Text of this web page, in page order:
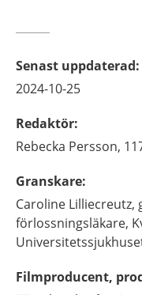
Senast uppdaterad:
2024-10-25
Redaktör:
Rebecka Persson,
Granskare:
Caroline Lilliecreutz,
förlossningsläkare,
Filmproducent,